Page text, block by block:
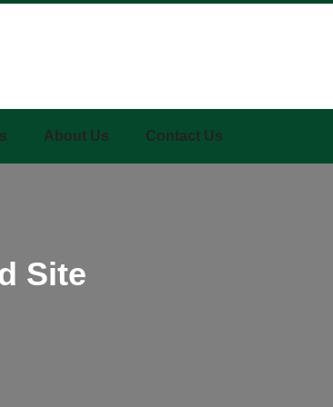
About Us Contact Us
Site